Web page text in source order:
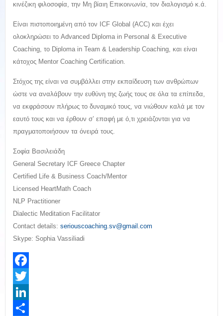
κινέζικη φιλοσοφία, την Μη βίαιη Επικοινωνία, τον διαλογισμό κ.ά.
Είναι πιστοποιημένη από τον ICF Global (ACC) και έχει
ολοκληρώσει το Advanced Diploma in Personal & Executive
Coaching, το Diploma in Team & Leadership Coaching, και είναι
κάτοχος Mentor Coaching Certification.
Στόχος της είναι να συμβάλλει στην εκπαίδευση των ανθρώπων
ώστε να αναλάβουν την ευθύνη της ζωής τους σε όλα τα επίπεδα,
να εκφράσουν πλήρως το δυναμικό τους, να νιώθουν καλά με τον
εαυτό τους και να έρθουν σ’ επαφή με ό,τι χρειάζονται για να
πραγματοποιήσουν τα όνειρά τους.
Σοφία Βασιλειάδη
General Secretary ICF Greece Chapter
Certified Life & Business Coach/Mentor
Licensed HeartMath Coach
NLP Practitioner
Dialectic Meditation Facilitator
Contact details: seriouscoaching.sv@gmail.com
Skype: Sophia Vassiliadi
Facebook
Twitter
LinkedIn